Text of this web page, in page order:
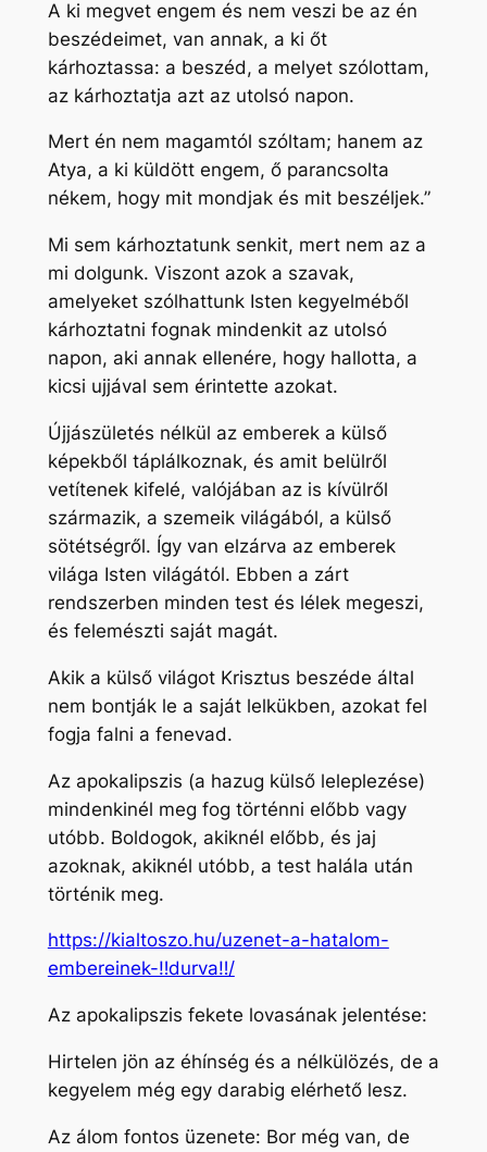
A ki megvet engem és nem veszi be az én
beszédeimet, van annak, a ki őt
kárhoztassa: a beszéd, a melyet szólottam,
az kárhoztatja azt az utolsó napon.
Mert én nem magamtól szóltam; hanem az
Atya, a ki küldött engem, ő parancsolta
nékem, hogy mit mondjak és mit beszéljek.”
Mi sem kárhoztatunk senkit, mert nem az a
mi dolgunk. Viszont azok a szavak,
amelyeket szólhattunk Isten kegyelméből
kárhoztatni fognak mindenkit az utolsó
napon, aki annak ellenére, hogy hallotta, a
kicsi ujjával sem érintette azokat.
Újjászületés nélkül az emberek a külső
képekből táplálkoznak, és amit belülről
vetítenek kifelé, valójában az is kívülről
származik, a szemeik világából, a külső
sötétségről. Így van elzárva az emberek
világa Isten világától. Ebben a zárt
rendszerben minden test és lélek megeszi,
és felemészti saját magát.
Akik a külső világot Krisztus beszéde által
nem bontják le a saját lelkükben, azokat fel
fogja falni a fenevad.
Az apokalipszis (a hazug külső leleplezése)
mindenkinél meg fog történni előbb vagy
utóbb. Boldogok, akiknél előbb, és jaj
azoknak, akiknél utóbb, a test halála után
történik meg.
https://kialtoszo.hu/uzenet-a-hatalom-
embereinek-‼durva‼/
Az apokalipszis fekete lovasának jelentése:
Hirtelen jön az éhínség és a nélkülözés, de a
kegyelem még egy darabig elérhető lesz.
Az álom fontos üzenete: Bor még van, de